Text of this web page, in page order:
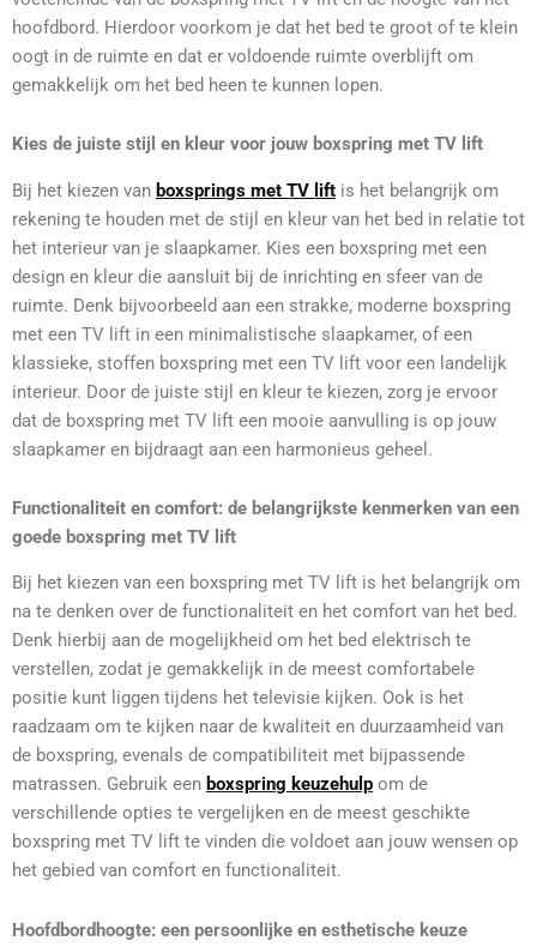
hoofdbord. Hierdoor voorkom je dat het bed te groot of te klein
oogt in de ruimte en dat er voldoende ruimte overblijft om
gemakkelijk om het bed heen te kunnen lopen.
Kies de juiste stijl en kleur voor jouw boxspring met TV lift
Bij het kiezen van boxsprings met TV lift is het belangrijk om
rekening te houden met de stijl en kleur van het bed in relatie tot
het interieur van je slaapkamer. Kies een boxspring met een
design en kleur die aansluit bij de inrichting en sfeer van de
ruimte. Denk bijvoorbeeld aan een strakke, moderne boxspring
met een TV lift in een minimalistische slaapkamer, of een
klassieke, stoffen boxspring met een TV lift voor een landelijk
interieur. Door de juiste stijl en kleur te kiezen, zorg je ervoor
dat de boxspring met TV lift een mooie aanvulling is op jouw
slaapkamer en bijdraagt aan een harmonieus geheel.
Functionaliteit en comfort: de belangrijkste kenmerken van een
goede boxspring met TV lift
Bij het kiezen van een boxspring met TV lift is het belangrijk om
na te denken over de functionaliteit en het comfort van het bed.
Denk hierbij aan de mogelijkheid om het bed elektrisch te
verstellen, zodat je gemakkelijk in de meest comfortabele
positie kunt liggen tijdens het televisie kijken. Ook is het
raadzaam om te kijken naar de kwaliteit en duurzaamheid van
de boxspring, evenals de compatibiliteit met bijpassende
matrassen. Gebruik een boxspring keuzehulp om de
verschillende opties te vergelijken en de meest geschikte
boxspring met TV lift te vinden die voldoet aan jouw wensen op
het gebied van comfort en functionaliteit.
Hoofdbordhoogte: een persoonlijke en esthetische keuze